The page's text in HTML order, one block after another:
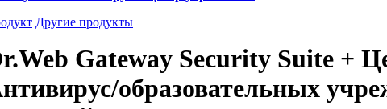
Другие продукты
Gateway Security Suite +
образовательных